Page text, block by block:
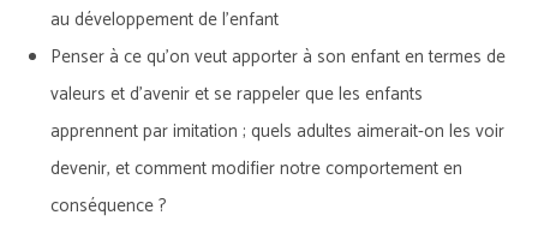
au développement de l’enfant
Penser à ce qu’on veut apporter à son enfant en termes de
valeurs et d’avenir et se rappeler que les enfants
apprennent par imitation ; quels adultes aimerait-on les voir
devenir, et comment modifier notre comportement en
conséquence ?